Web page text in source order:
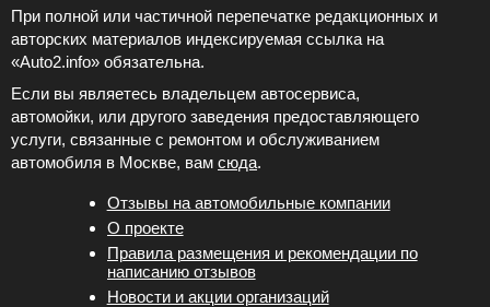
При полной или частичной перепечатке редакционных и
авторских материалов индексируемая ссылка на
«Auto2.info» обязательна.
Если вы являетесь владельцем автосервиса,
автомойки, или другого заведения предоставляющего
услуги, связанные с ремонтом и обслуживанием
автомобиля в Москве, вам сюда.
Отзывы на автомобильные компании
Новости и акции организаций